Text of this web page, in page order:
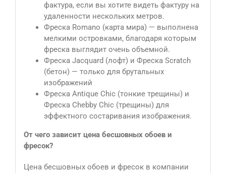
фактура, если вы хотите видеть фактуру на
удаленности нескольких метров.
Фреска Romano (карта мира) — выполнена
мелкими островками, благодаря которым
фреска выглядит очень объемной.
Фреска Jacquard (лофт) и Фреска Scratch
(бетон) — только для брутальных
изображений
Фреска Antique Сhic (тонкие трещины) и
Фреска Chebby Chic (трещины) для
эффектного состаривания изображения.
От чего зависит цена бесшовных обоев и
фресок?
Цена бесшовных обоев и фресок в компании